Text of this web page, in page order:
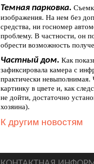
Темная парковка.
изображения. На нем без
средства, ни госномер
проблему. В частности, он
обрести возможность
Частный дом. Как
зафиксировала камера с
практически
картинку в цвете и, как
не дойти, достаточно
хозяина).
К другим новостям